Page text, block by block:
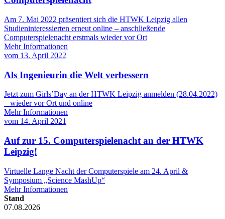
Am 7. Mai 2022 präsentiert sich die HTWK Leipzig allen
Studieninteressierten erneut online – anschließende
Computerspielenacht erstmals wieder vor Ort
Mehr Informationen
vom 13. April 2022
Als Ingenieurin die Welt verbessern
Jetzt zum Girls’Day an der HTWK Leipzig anmelden (28.04.2022)
– wieder vor Ort und online
Mehr Informationen
vom 14. April 2021
Auf zur 15. Computerspielenacht an der HTWK
Leipzig!
Virtuelle Lange Nacht der Computerspiele am 24. April &
Symposium „Science MashUp“
Mehr Informationen
Stand
07.08.2026